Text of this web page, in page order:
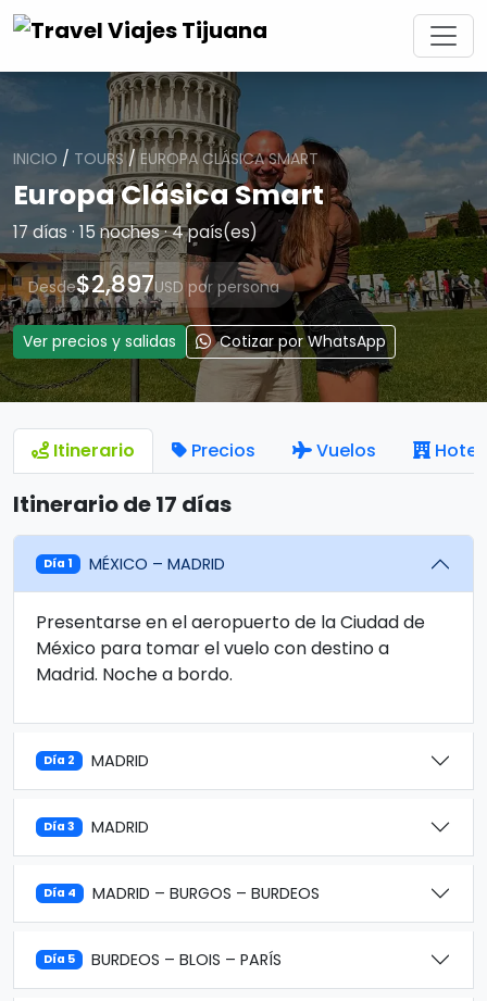
INICIO / TOURS/EUROPA CLÁSICA SMART
Europa Clásica Smart
17 días · 15 noches · 4 país(es)
Desde$2,897USD por persona
Ver precios y salidas Cotizar por WhatsApp
Itinerario Precios Vuelos
Itinerario de 17 días
Día 1 MÉXICO – MADRID
Presentarse en el aeropuerto de la Ciudad de
México para tomar el vuelo con destino a
Madrid. Noche a bordo.
Día 2 MADRID
Día 3 MADRID
Día 4 MADRID – BURGOS – BURDEOS
Día 5 BURDEOS – BLOIS – PARÍS